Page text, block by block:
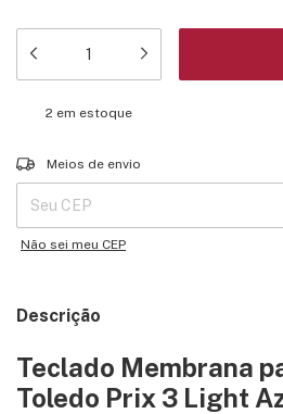
2 em estoque
Entregas para o CEP:
Meios de envio
Não sei meu CEP
Descrição
Teclado Membrana
Toledo Prix 3 Light